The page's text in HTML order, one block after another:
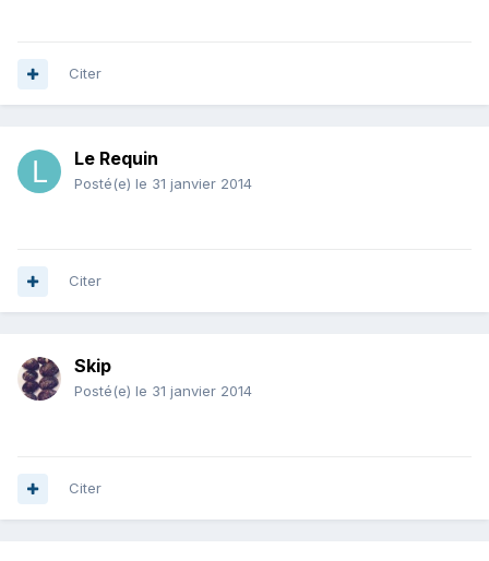
Citer
Le Requin
Posté(e) le 31 janvier 2014
Citer
Skip
Posté(e) le 31 janvier 2014
Citer